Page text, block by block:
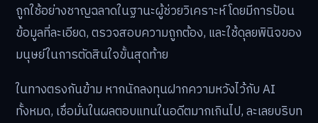
ถูกใช้อย่างชาญฉลาดในฐานะผู้ช่วยวิเคราะห์ โดยมีการป้อน
ข้อมูลที่ละเอียด, ตรวจสอบความถูกต้อง, และใช้ดุลยพินิจของ
มนุษย์ในการตัดสินใจขั้นสุดท้าย
ในทางตรงกันข้าม หากนักลงทุนฝากความหวังไว้กับ AI
ทั้งหมด, เชื่อมั่นในผลตอบแทนในอดีตมากเกินไป, ละเลยบริบท